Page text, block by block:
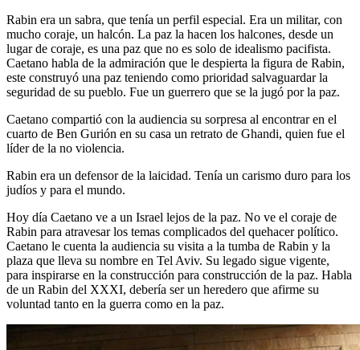
Rabin era un sabra, que tenía un perfil especial. Era un militar, con
mucho coraje, un halcón. La paz la hacen los halcones, desde un
lugar de coraje, es una paz que no es solo de idealismo pacifista.
Caetano habla de la admiración que le despierta la figura de Rabin,
este construyó una paz teniendo como prioridad salvaguardar la
seguridad de su pueblo. Fue un guerrero que se la jugó por la paz.
Caetano compartió con la audiencia su sorpresa al encontrar en el
cuarto de Ben Gurión en su casa un retrato de Ghandi, quien fue el
líder de la no violencia.
Rabin era un defensor de la laicidad. Tenía un carismo duro para los
judíos y para el mundo.
Hoy día Caetano ve a un Israel lejos de la paz. No ve el coraje de
Rabin para atravesar los temas complicados del quehacer político.
Caetano le cuenta la audiencia su visita a la tumba de Rabin y la
plaza que lleva su nombre en Tel Aviv. Su legado sigue vigente,
para inspirarse en la construcción para construcción de la paz. Habla
de un Rabin del XXXI, debería ser un heredero que afirme su
voluntad tanto en la guerra como en la paz.